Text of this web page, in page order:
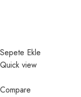
Sepete Ekle
Quick view
Compare